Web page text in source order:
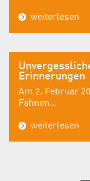
weiterlesen
Erinnerungen
Am 2. Februar
Fahnen...
weiterlesen